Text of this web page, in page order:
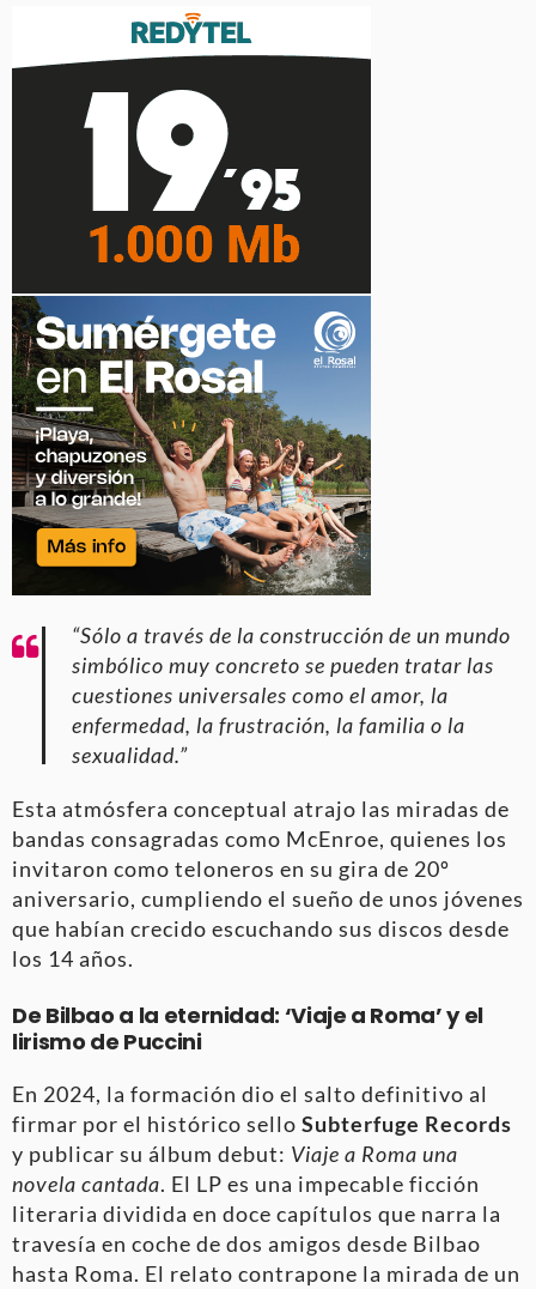
“Sólo a través de la construcción de un mundo
simbólico muy concreto se pueden tratar las
cuestiones universales como el amor, la
enfermedad, la frustración, la familia o la
sexualidad.”
Esta atmósfera conceptual atrajo las miradas de
bandas consagradas como McEnroe, quienes los
invitaron como teloneros en su gira de 20º
aniversario, cumpliendo el sueño de unos jóvenes
que habían crecido escuchando sus discos desde
los 14 años.
De Bilbao a la eternidad: ‘Viaje a Roma’ y el
lirismo de Puccini
En 2024, la formación dio el salto definitivo al
firmar por el histórico sello Subterfuge Records
y publicar su álbum debut: Viaje a Roma una
novela cantada. El LP es una impecable ficción
literaria dividida en doce capítulos que narra la
travesía en coche de dos amigos desde Bilbao
hasta Roma. El relato contrapone la mirada de un